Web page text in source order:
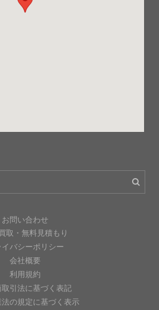
お問い合わせ
取・無料見積もり
イバシーポリシー
会社概要
利用規約
引法に基づく表記
の規定に基づく表示